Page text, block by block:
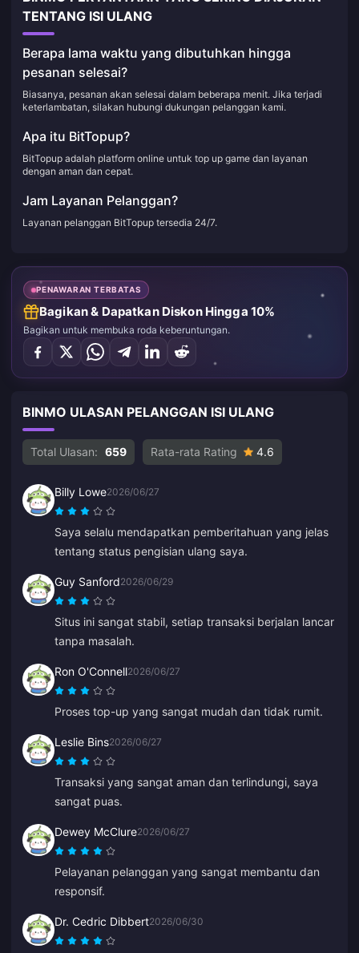
TENTANG ISI ULANG
Berapa lama waktu yang dibutuhkan hingga
pesanan selesai?
Biasanya, pesanan akan selesai dalam beberapa menit. Jika terjadi
keterlambatan, silakan hubungi dukungan pelanggan kami.
Apa itu BitTopup?
BitTopup adalah platform online untuk top up game dan layanan
dengan aman dan cepat.
Jam Layanan Pelanggan?
Layanan pelanggan BitTopup tersedia 24/7.
PENAWARAN TERBATAS
Bagikan & Dapatkan Diskon Hingga 10%
Bagikan untuk membuka roda keberuntungan.
BINMO ULASAN PELANGGAN ISI ULANG
Total Ulasan: 659 Rata-rata Rating 4.6
Billy Lowe2026/06/27
Saya selalu mendapatkan pemberitahuan yang jelas
tentang status pengisian ulang saya.
Guy Sanford2026/06/29
Situs ini sangat stabil, setiap transaksi berjalan lancar
tanpa masalah.
Ron O'Connell2026/06/27
Proses top-up yang sangat mudah dan tidak rumit.
Leslie Bins2026/06/27
Transaksi yang sangat aman dan terlindungi, saya
sangat puas.
Dewey McClure2026/06/27
Pelayanan pelanggan yang sangat membantu dan
responsif.
Dr. Cedric Dibbert2026/06/30